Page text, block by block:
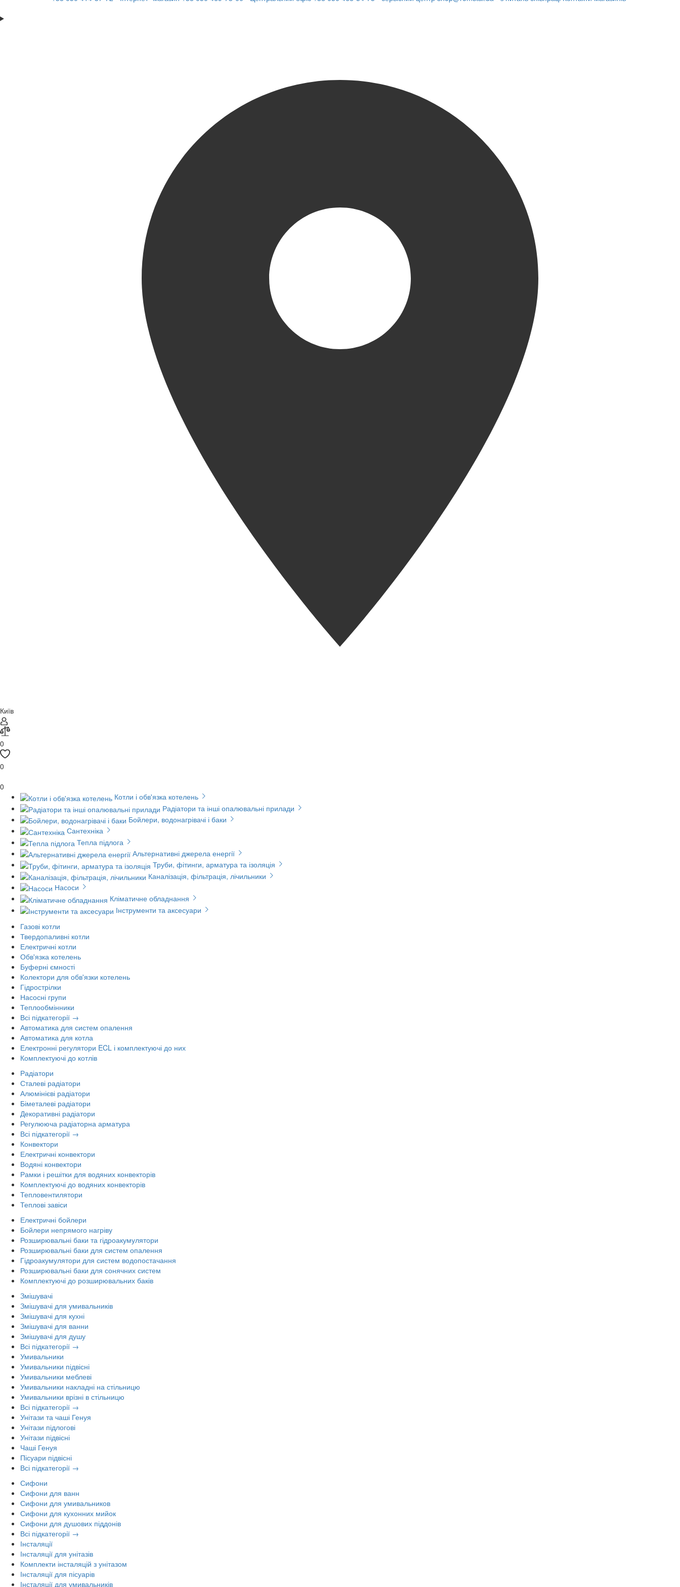
Київ
0
0
0
Котли і обв'язка котелень
Радіатори та інші опалювальні прилади
Бойлери, водонагрівачі і баки
Сантехніка
Тепла підлога
Альтернативні джерела енергії
Труби, фітинги, арматура та ізоляція
Каналізація, фільтрація, лічильники
Насоси
Кліматичне обладнання
Інструменти та аксесуари
Газові котли
Твердопаливні котли
Електричні котли
Обв'язка котелень
Буферні ємності
Колектори для обв'язки котелень
Гідрострілки
Насосні групи
Теплообмінники
Всі підкатегорії →
Автоматика для систем опалення
Автоматика для котла
Електронні регулятори ECL і комплектуючі до них
Комплектуючі до котлів
Радіатори
Сталеві радіатори
Алюмінієві радіатори
Біметалеві радіатори
Декоративні радіатори
Регулююча радіаторна арматура
Всі підкатегорії →
Конвектори
Електричні конвектори
Водяні конвектори
Рамки і решітки для водяних конвекторів
Комплектуючі до водяних конвекторів
Тепловентилятори
Теплові завіси
Електричні бойлери
Бойлери непрямого нагріву
Розширювальні баки та гідроакумулятори
Розширювальні баки для систем опалення
Гідроакумулятори для систем водопостачання
Розширювальні баки для сонячних систем
Комплектуючі до розширювальних баків
Змішувачі
Змішувачі для умивальників
Змішувачі для кухні
Змішувачі для ванни
Змішувачі для душу
Всі підкатегорії →
Умивальники
Умивальники підвісні
Умивальники меблеві
Умивальники накладні на стільницю
Умивальники врізні в стільницю
Всі підкатегорії →
Унітази та чаші Генуя
Унітази підлогові
Унітази підвісні
Чаші Генуя
Пісуари підвісні
Всі підкатегорії →
Сифони
Сифони для ванн
Сифони для умивальников
Сифони для кухонних мийок
Сифони для душових піддонів
Всі підкатегорії →
Інсталяції
Інсталяції для унітазів
Комплекти інсталяцій з унітазом
Інсталяції для пісуарів
Інсталяції для умивальників